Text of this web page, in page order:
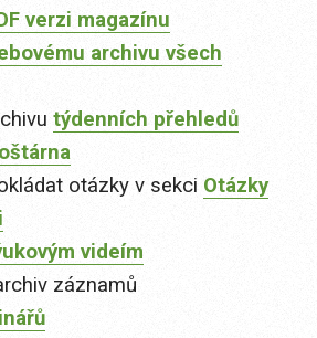
verzi magazínu
archivu všech
týdenních přehledů
otázky v sekci Otázky
videím
záznamů